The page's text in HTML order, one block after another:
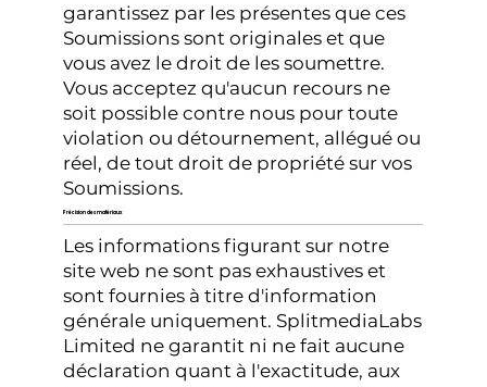
garantissez par les présentes que ces
Soumissions sont originales et que
vous avez le droit de les soumettre.
Vous acceptez qu'aucun recours ne
soit possible contre nous pour toute
violation ou détournement, allégué ou
réel, de tout droit de propriété sur vos
Soumissions.
Précision des matériaux
Les informations figurant sur notre
site web ne sont pas exhaustives et
sont fournies à titre d'information
générale uniquement. SplitmediaLabs
Limited ne garantit ni ne fait aucune
déclaration quant à l'exactitude, aux